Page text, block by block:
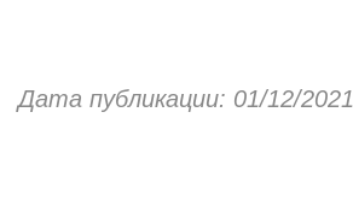
Дата публикации: 01/12/2021